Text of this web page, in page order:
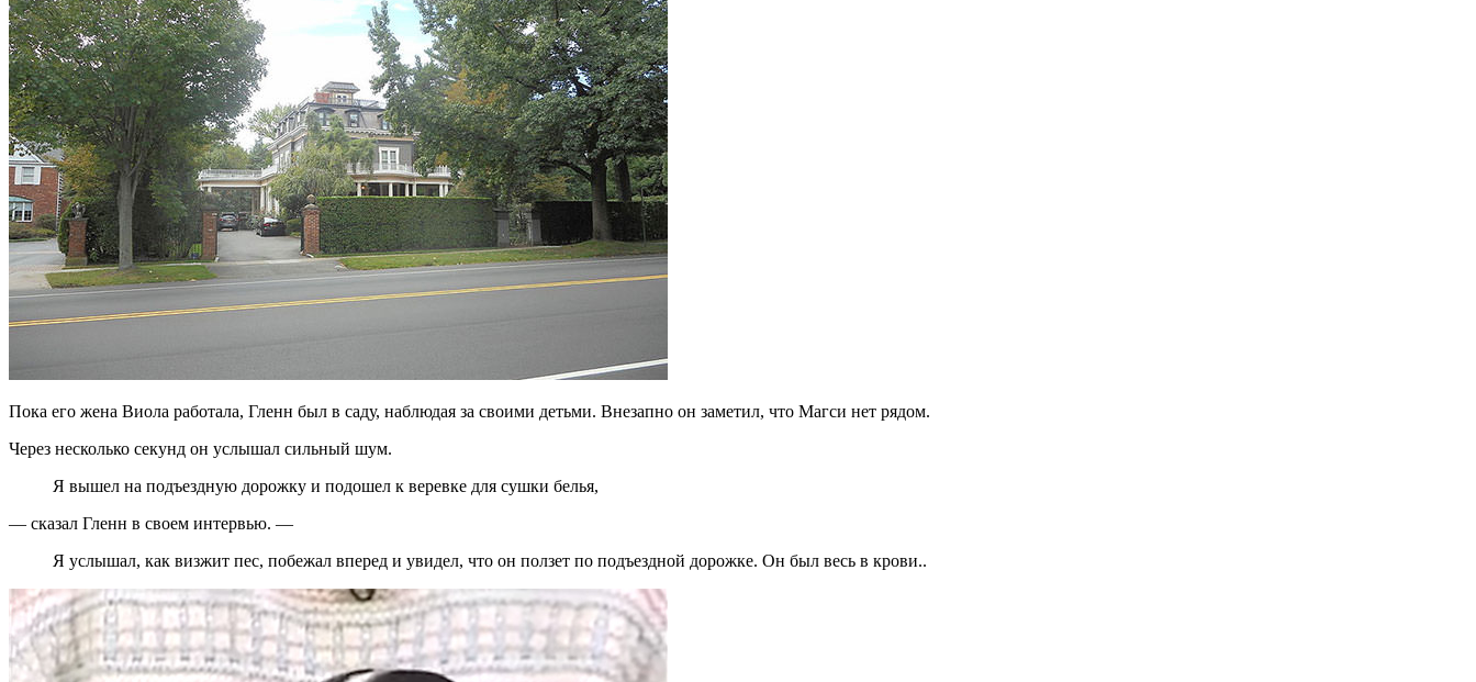
Пока его жена Виола работала, Гленн был в саду, наблюдая за своими детьми. Внезапно он заметил, что Магси нет рядом.
Через несколько секунд он услышал сильный шум.
Я вышел на подъездную дорожку и подошел к веревке для сушки белья,
— сказал Гленн в своем интервью. —
Я услышал, как визжит пес, побежал вперед и увидел, что он ползет по подъездной дорожке. Он был весь в крови..